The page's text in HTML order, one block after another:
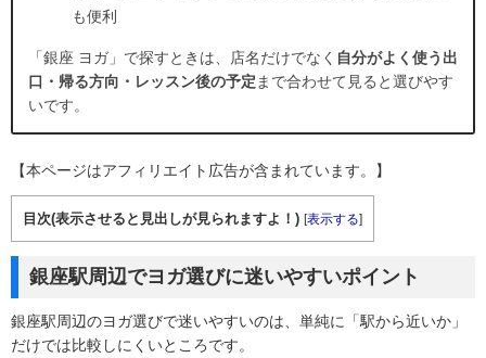
も便利
「銀座 ヨガ」で探すときは、店名だけでなく 自分がよく使う出
口・帰る方向・レッスン後の予定 まで合わせて見ると選びやす
いです。
【本ページはアフィリエイト広告が含まれています。】
目次(表示させると見出しが見られますよ！) [表示する]
銀座駅周辺でヨガ選びに迷いやすいポイント
銀座駅周辺のヨガ選びで迷いやすいのは、単純に「駅から近いか」
だけでは比較しにくいところです。